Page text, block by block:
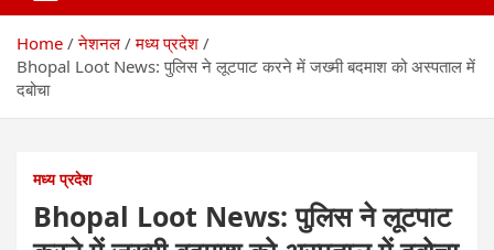
Home नेशनल
मध्य प्रदेश
Bhopal Loot News: पुलिस ने लूटपाट करने में जख्मी बदमाश को अस्पताल में
दबोचा
मध्य प्रदेश
Bhopal Loot News: पुलिस ने लूटपाट